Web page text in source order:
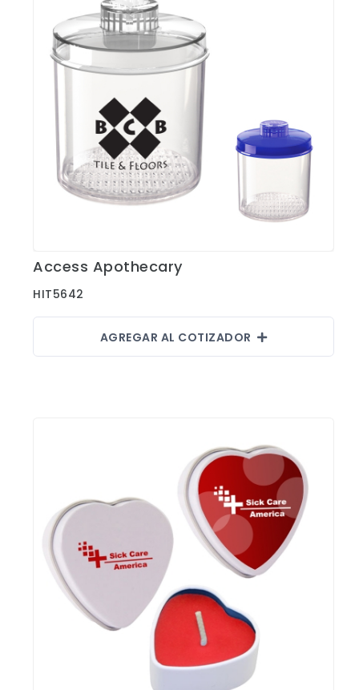
Ver Detalles
Access Apothecary
HIT5642
AGREGAR AL COTIZADOR